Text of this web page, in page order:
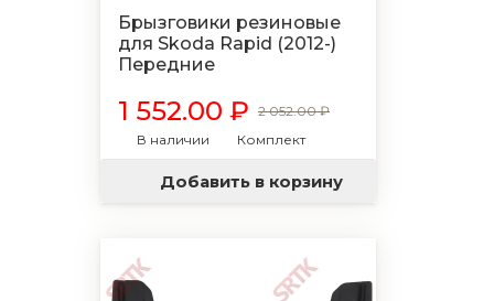
Брызговики резиновые
для Skoda Rapid (2012-)
Передние
1 552.00 ₽ 2 052.00 ₽
В наличии
Комплект
Добавить в корзину